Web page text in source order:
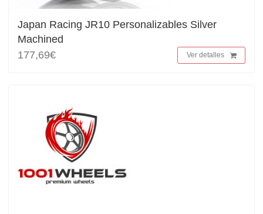
Japan Racing JR10 Personalizables Silver
Machined
177,69€
Ver detalles